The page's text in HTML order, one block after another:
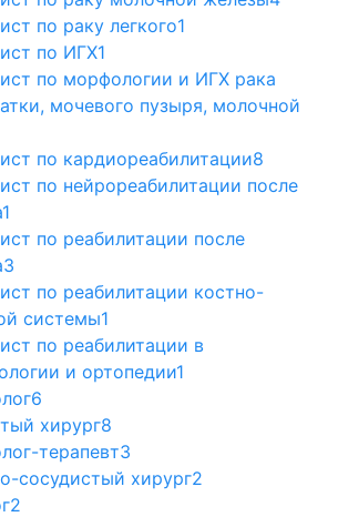
по раку легкого1
по ИГХ1
по морфологии и ИГХ рака
мочевого пузыря, молочной
по кардиореабилитации8
по нейрореабилитации после
1
по реабилитации после
3
по реабилитации костно-
системы1
по реабилитации в
и ортопедии1
6
хирург8
терапевт3
сосудистый хирург2
2